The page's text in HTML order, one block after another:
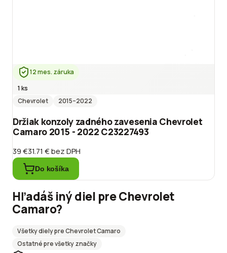
12 mes. záruka
1 ks
Chevrolet
2015–2022
Držiak konzoly zadného zavesenia Chevrolet
Camaro 2015 - 2022 C23227493
39 €31.71 €bez DPH
Do košíka
Hľadáš iný diel preChevrolet
Camaro?
Všetky diely preChevroletCamaro
Ostatnépre všetky značky